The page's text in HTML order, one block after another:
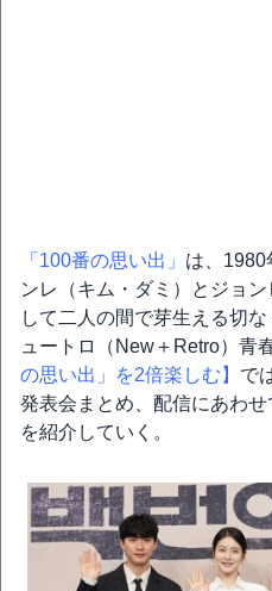
「100番の思い出」 は、1980
ンレ（キム・ダミ）とジョ
して二人の間で芽生える切
ュートロ（New＋Retro）青
の思い出」を2倍楽しむ】 で
発表会まとめ、配信にあわ
を紹介していく。